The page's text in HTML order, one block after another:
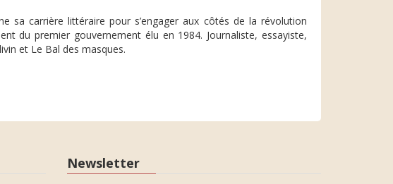
sa carrière littéraire pour s’engager aux côtés de la révolution
du premier gouvernement élu en 1984. Journaliste, essayiste,
et Le Bal des masques.
Newsletter